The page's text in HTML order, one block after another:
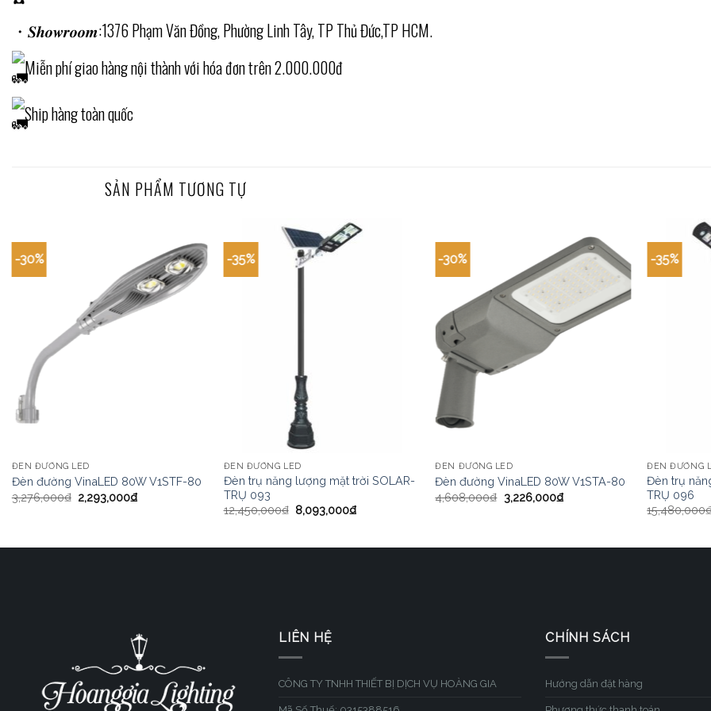
・𝑺𝒉𝒐𝒘𝒓𝒐𝒐𝒎:1376 Phạm Văn Đồng, Phường Linh Tây, TP Thủ Đức,TP HCM.
Miễn phí giao hàng nội thành với hóa đơn trên 2.000.000đ
Ship hàng toàn quốc
SẢN PHẨM TƯƠNG TỰ
-30%
ĐÈN ĐƯỜNG LED
Đèn đường VinaLED 80W V1STF-80
3,276,000₫ 2,293,000₫
-35%
ĐÈN ĐƯỜNG LED
Đèn trụ năng lượng mặt trời SOLAR-
TRỤ 093
12,450,000₫ 8,093,000₫
-30%
ĐÈN ĐƯỜNG LED
Đèn đường VinaLED 80W V1STA-80
4,608,000₫ 3,226,000₫
-35%
ĐÈN ĐƯỜNG
Đèn trụ
TRỤ 096
15,480,000
LIÊN HỆ
CÔNG TY TNHH THIẾT BỊ DỊCH VỤ HOÀNG GIA
CHÍNH SÁCH
Hướng dẫn đặt hàng